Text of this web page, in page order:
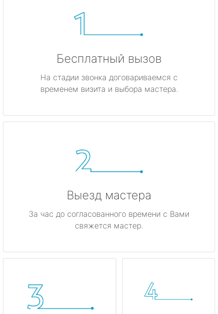
Бесплатный вызов
На стадии звонка договариваемся с
временем визита и выбора мастера.
Выезд мастера
За час до согласованного времени с Вами
свяжется мастер.